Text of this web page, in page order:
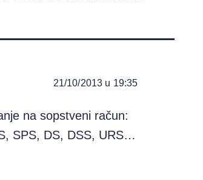
21/10/2013 u 19:35
na sopstveni račun:
SPS, DS, DSS, URS…